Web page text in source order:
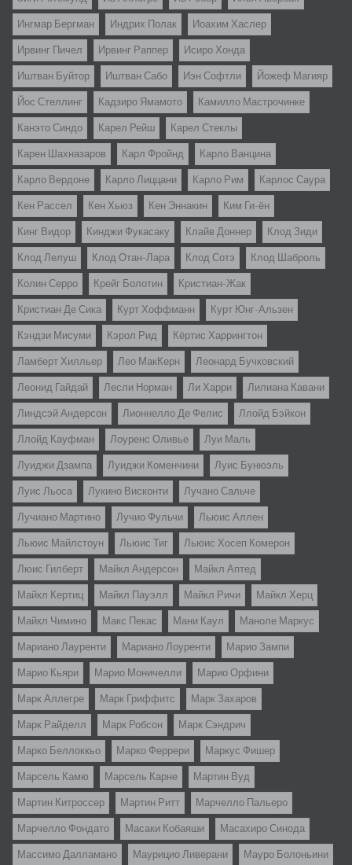
Ингмар Бергман Индрих Полак Иоахим Хаслер
Ирвинг Пичел Ирвинг Раппер Исиро Хонда
Иштван Буйтор Иштван Сабо Иэн Софтли Йожеф Магияр
Йос Стеллинг Кадзиро Ямамото Камилло Мастрочинке
Канэто Синдо Карел Рейш Карел Стеклы
Карен Шахназаров Карл Фройнд Карло Ванцина
Карло Вердоне Карло Лиццани Карло Рим Карлос Саура
Кен Рассел Кен Хьюз Кен Эннакин Ким Ги-ён
Кинг Видор Кинджи Фукасаку Клайв Доннер Клод Зиди
Клод Лелуш Клод Отан-Лара Клод Сотэ Клод Шаброль
Колин Серро Крейг Болотин Кристиан-Жак
Кристиан Де Сика Курт Хоффманн Курт Юнг-Альзен
Кэндзи Мисуми Кэрол Рид Кёртис Харрингтон
Ламберт Хилльер Лео МакКерн Леонард Бучковский
Леонид Гайдай Лесли Норман Ли Харри Лилиана Кавани
Линдсэй Андерсон Лионнелло Де Фелис Ллойд Бэйкон
Ллойд Кауфман Лоуренс Оливье Луи Маль
Луиджи Дзампа Луиджи Коменчини Луис Бунюэль
Луис Льоса Лукино Висконти Лучано Сальче
Лучиано Мартино Лучио Фульчи Льюис Аллен
Льюис Майлстоун Льюис Тиг Льюис Хосеп Комерон
Люис Гилберт Майкл Андерсон Майкл Аптед
Майкл Кертиц Майкл Пауэлл Майкл Ричи Майкл Херц
Майкл Чимино Макс Пекас Мани Каул Маноле Маркус
Мариано Лауренти Мариано Лоуренти Марио Зампи
Марио Кьяри Марио Моничелли Марио Орфини
Марк Аллегре Марк Гриффитс Марк Захаров
Марк Райделл Марк Робсон Марк Сэндрич
Марко Беллоккьо Марко Феррери Маркус Фишер
Марсель Камю Марсель Карне Мартин Вуд
Мартин Китроссер Мартин Ритт Марчелло Пальеро
Марчелло Фондато Масаки Кобаяши Масахиро Синода
Массимо Далламано Маурицио Ливерани Мауро Болоньини